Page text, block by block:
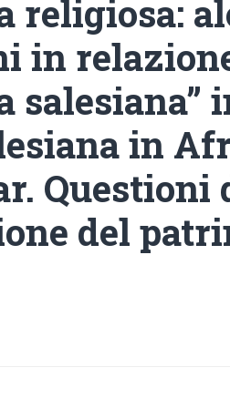
religiosa:
in
salesiana”
in
Questioni
del